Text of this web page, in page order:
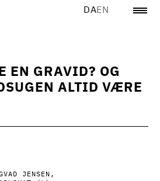
DAEN
EN GRAVID? OG
ALTID VÆRE
JENSEN